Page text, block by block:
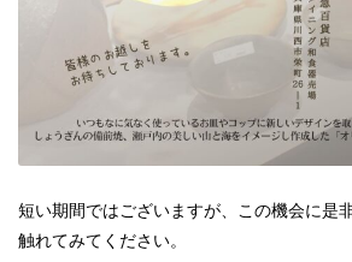
短い期間ではございますが、この機会に是
触れてみてください。